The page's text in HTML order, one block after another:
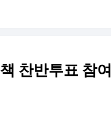
찬반투표 참여